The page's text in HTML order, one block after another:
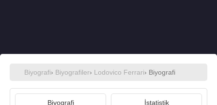
Biyografi› Biyografiler› Lodovico Ferrari› Biyografi
Biyografi İstatistik